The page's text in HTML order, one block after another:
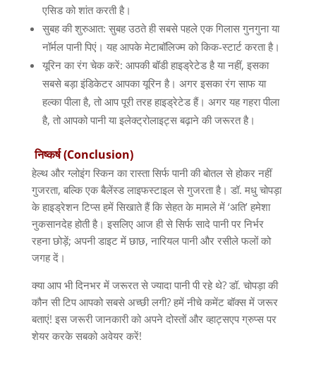
एसिड को शांत करती है।
सुबह की शुरुआत: सुबह उठते ही सबसे पहले एक गिलास गुनगुना या
नॉर्मल पानी पिएं। यह आपके मेटाबॉलिज्म को किक-स्टार्ट करता है।
यूरिन का रंग चेक करें: आपकी बॉडी हाइड्रेटेड है या नहीं, इसका
सबसे बड़ा इंडिकेटर आपका यूरिन है। अगर इसका रंग साफ या
हल्का पीला है, तो आप पूरी तरह हाइड्रेटेड हैं। अगर यह गहरा पीला
है, तो आपको पानी या इलेक्ट्रोलाइट्स बढ़ाने की जरूरत है।
निष्कर्ष (Conclusion)
हेल्थ और ग्लोइंग स्किन का रास्ता सिर्फ पानी की बोतल से होकर नहीं
गुजरता, बल्कि एक बैलेंस्ड लाइफस्टाइल से गुजरता है। डॉ. मधु चोपड़ा
के हाइड्रेशन टिप्स हमें सिखाते हैं कि सेहत के मामले में ‘अति’ हमेशा
नुकसानदेह होती है। इसलिए आज ही से सिर्फ सादे पानी पर निर्भर
रहना छोड़ें; अपनी डाइट में छाछ, नारियल पानी और रसीले फलों को
जगह दें।
क्या आप भी दिनभर में जरूरत से ज्यादा पानी पी रहे थे? डॉ. चोपड़ा की
कौन सी टिप आपको सबसे अच्छी लगी? हमें नीचे कमेंट बॉक्स में जरूर
बताएं! इस जरूरी जानकारी को अपने दोस्तों और व्हाट्सएप ग्रुप्स पर
शेयर करके सबको अवेयर करें!